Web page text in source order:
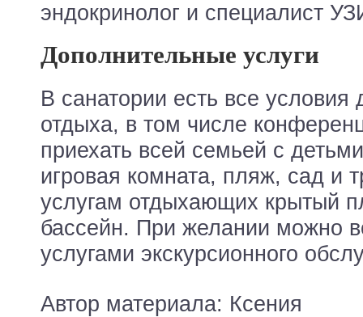
эндокринолог и специалист
Дополнительные услуги
В санатории есть все условия
отдыха, в том числе
приехать всей семьей с
игровая комната, пляж, сад и
услугам отдыхающих крытый
бассейн. При желании можно
услугами экскурсионного
Автор материала: Ксения